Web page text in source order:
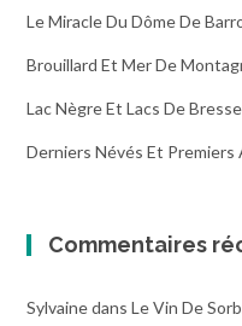
Le Miracle Du Dôme De
Brouillard Et Mer De
Lac Nègre Et Lacs De
Derniers Névés Et Premiers
Commentaires
Sylvainedans Le Vin De